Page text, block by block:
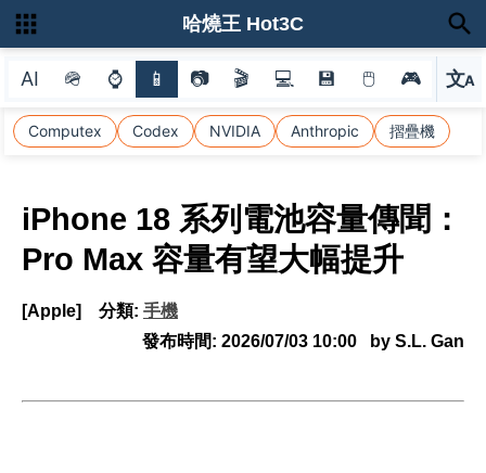
AI 🪖 ⌚ 📱 📷 🎬 💻 💾 🖱 🎮 文A
選
Computex Codex NVIDIA Anthropic 摺疊機
哈燒王 Hot3C
iPhone 18 系列電池容量傳聞：
Pro Max 容量有望大幅提升
[Apple] 分類: 手機
發布時間: 2026/07/03 10:00 by S.L. Gan